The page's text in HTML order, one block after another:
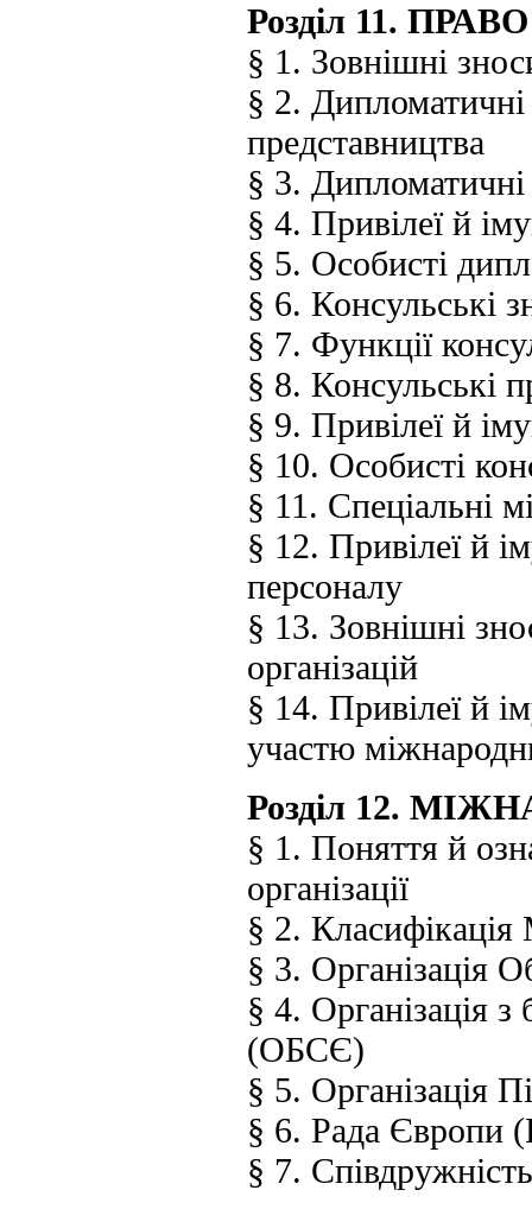
Розділ 11.
§ 1. Зовнішні
§ 2.
представництва
§ 3. Дипломатичні
§ 4. Привілеї й
§ 5. Особисті
§ 6. Консульські
§ 7. Функції
§ 8. Консульські
§ 9. Привілеї й
§ 10. Особисті
§ 11. Спеціальні
§ 12. Привілеї й
персоналу
§ 13. Зовнішні
організацій
§ 14. Привілеї й
участю
Розділ 12.
§ 1. Поняття й
організації
§ 2.
§ 3. Організація
§ 4. Організація з
(ОБСЄ)
§ 5. Організація
§ 6. Рада Європи
§ 7.